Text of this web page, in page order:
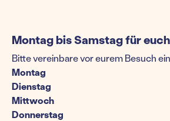
Montag bis Samstag für
Bitte vereinbare vor eurem Besuch
Montag
Dienstag
Mittwoch
Donnerstag